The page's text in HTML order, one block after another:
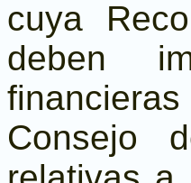
cuya
deben
Consejo